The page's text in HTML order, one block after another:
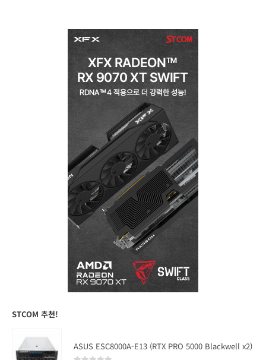
STCOM 추천!
ASUS ESC8000A-E13 (RTX PRO 5000 Blackwell x2)